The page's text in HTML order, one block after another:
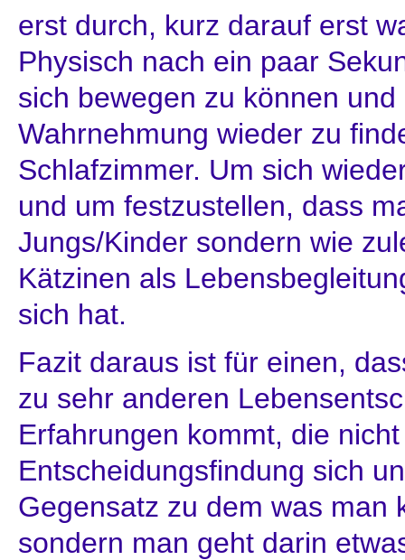
erst durch, kurz darauf erst
Physisch nach ein paar
sich bewegen zu können
Wahrnehmung wieder zu
Schlafzimmer. Um sich
und um festzustellen, dass
Jungs/Kinder sondern wie
Kätzinen als
sich hat.
Fazit daraus ist für einen,
zu sehr anderen
Erfahrungen kommt, die
Entscheidungsfindung sich
Gegensatz zu dem was man
sondern man geht darin